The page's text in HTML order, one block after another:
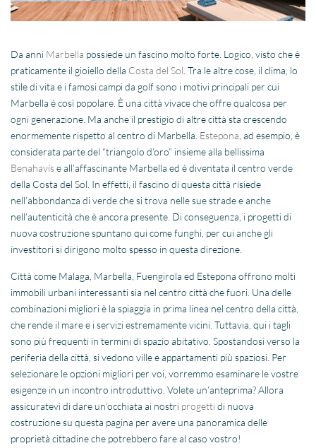
Da anni Marbella possiede un fascino molto forte. Logico, visto che è
praticamente il gioiello della Costa del Sol . Tra le altre cose, il clima, lo
stile di vita e i famosi campi da golf sono i motivi principali per cui
Marbella è così popolare. È una città vivace che offre qualcosa per
ogni generazione. Ma anche il prestigio di altre città sta crescendo
enormemente rispetto al centro di Marbella. Estepona , ad esempio, è
considerata parte del “triangolo d’oro” insieme alla bellissima
Benahavíse all’affascinante Marbella ed è diventata il centro verde
della Costa del Sol. In effetti, il fascino di questa città risiede
nell’abbondanza di verde che si trova nelle sue strade e anche
nell’autenticità che è ancora presente. Di conseguenza, i progetti di
nuova costruzione spuntano qui come funghi, per cui anche gli
investitori si dirigono molto spesso in questa direzione.
Città come Malaga, Marbella, Fuengirola ed Estepona offrono molti
immobili urbani interessanti sia nel centro città che fuori. Una delle
combinazioni migliori è la spiaggia in prima linea nel centro della città,
che rende il mare e i servizi estremamente vicini. Tuttavia, qui i tagli
sono più frequenti in termini di spazio abitativo. Spostandosi verso la
periferia della città, si vedono ville e appartamenti più spaziosi. Per
selezionare le opzioni migliori per voi, vorremmo esaminare le vostre
esigenze in un incontro introduttivo. Volete un’anteprima? Allora
assicuratevi di dare un’occhiata ai nostri progetti di nuova
costruzione su questa pagina per avere una panoramica delle
proprietà cittadine che potrebbero fare al caso vostro!